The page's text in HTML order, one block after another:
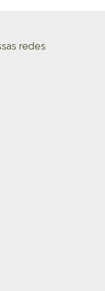
redes